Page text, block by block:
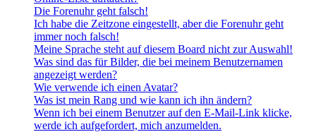
Die Forenuhr geht falsch!
Ich habe die Zeitzone eingestellt, aber die Forenuhr geht
immer noch falsch!
Meine Sprache steht auf diesem Board nicht zur Auswahl!
Was sind das für Bilder, die bei meinem Benutzernamen
angezeigt werden?
Wie verwende ich einen Avatar?
Was ist mein Rang und wie kann ich ihn ändern?
Wenn ich bei einem Benutzer auf den E-Mail-Link klicke,
werde ich aufgefordert, mich anzumelden.